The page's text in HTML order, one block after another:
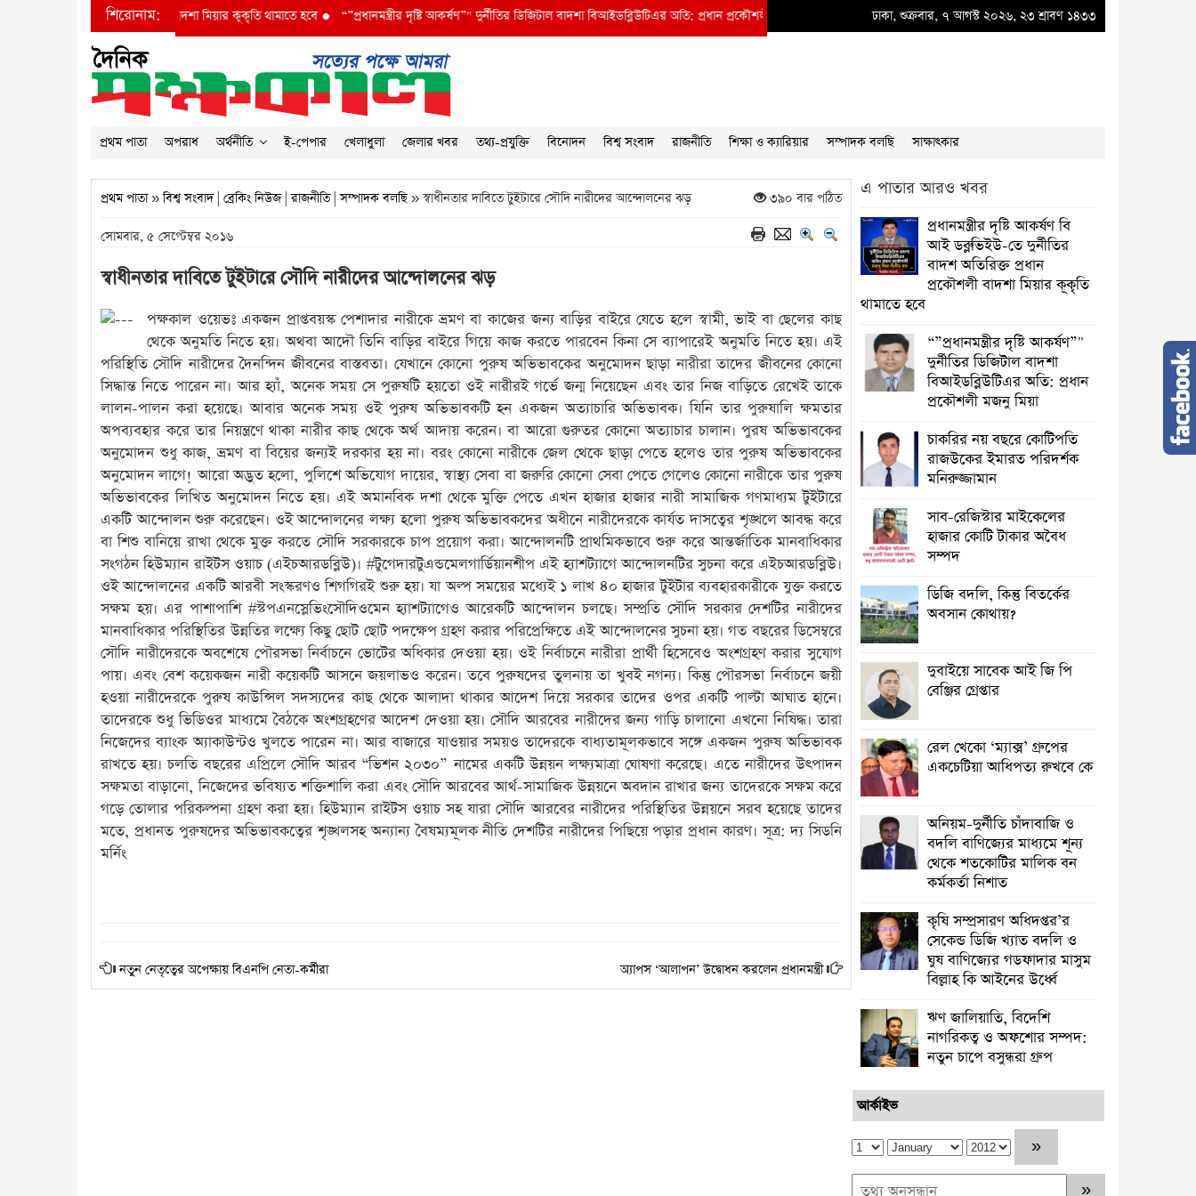
শিরোনাম:
প্রধান প্রকৌশলী বাদশা মিয়ার কূকৃতি থামাতে হবে●“”প্রধানমন্ত্রীর দৃষ্টি আকর্ষণ”" দুর্নীতির ডিজিটাল বাদশা বিআইডব্লিউটিএর অতি: প্রধান প্রকৌশলী মজনু মিয়া নারায়ণগঞ্জ সিটি কর্পোরেশন ও স্থানীয় বিএনপির উদ্যোগে স্কুল লাগোয়া ময়লার স্তুপ
ঢাকা, শুক্রবার, ৭ আগস্ট ২০২৬, ২৩ শ্রাবণ ১৪৩৩
প্রথম পাতা অপরাধ অর্থনীতি ই-পেপার খেলাধুলা জেলার খবর তথ্য-প্রযুক্তি বিনোদন বিশ্ব সংবাদ রাজনীতি শিক্ষা ও ক্যারিয়ার সম্পাদক বলছি সাক্ষাৎকার
প্রথম পাতা»বিশ্ব সংবাদ| ব্রেকিং নিউজ|রাজনীতি|সম্পাদক বলছি» স্বাধীনতার দাবিতে টুইটারে সৌদি নারীদের আন্দোলনের ঝড় ৩৯০ বার পঠিত
সোমবার, ৫ সেপ্টেম্বর ২০১৬
স্বাধীনতার দাবিতে টুইটারে সৌদি নারীদের আন্দোলনের ঝড়
পক্ষকাল ওয়েভঃ একজন প্রাপ্তবয়স্ক পেশাদার নারীকে ভ্রমণ বা কাজের জন্য বাড়ির বাইরে যেতে হলে স্বামী, ভাই বা ছেলের কাছ
থেকে অনুমতি নিতে হয়। অথবা আদৌ তিনি বাড়ির বাইরে গিয়ে কাজ করতে পারবেন কিনা সে ব্যাপারেই অনুমতি নিতে হয়। এই
পরিস্থিতি সৌদি নারীদের দৈনন্দিন জীবনের বাস্তবতা। যেখানে কোনো পুরুষ অভিভাবকের অনুমোদন ছাড়া নারীরা তাদের জীবনের কোনো
সিদ্ধান্ত নিতে পারেন না। আর হ্যাঁ, অনেক সময় সে পুরুষটি হয়তো ওই নারীরই গর্ভে জন্ম নিয়েছেন এবং তার নিজ বাড়িতে রেখেই তাকে
লালন-পালন করা হয়েছে। আবার অনেক সময় ওই পুরুষ অভিভাবকটি হন একজন অত্যাচারি অভিভাবক। যিনি তার পুরুষালি ক্ষমতার
অপব্যবহার করে তার নিয়ন্ত্রণে থাকা নারীর কাছ থেকে অর্থ আদায় করেন। বা আরো গুরুতর কোনো অত্যাচার চালান। পুরষ অভিভাবকের
অনুমোদন শুধু কাজ, ভ্রমণ বা বিয়ের জন্যই দরকার হয় না। বরং কোনো নারীকে জেল থেকে ছাড়া পেতে হলেও তার পুরুষ অভিভাবকের
অনুমোদন লাগে! আরো অদ্ভুত হলো, পুলিশে অভিযোগ দায়ের, স্বাস্থ্য সেবা বা জরুরি কোনো সেবা পেতে গেলেও কোনো নারীকে তার পুরুষ
অভিভাবকের লিখিত অনুমোদন নিতে হয়। এই অমানবিক দশা থেকে মুক্তি পেতে এখন হাজার হাজার নারী সামাজিক গণমাধ্যম টুইটারে
একটি আন্দোলন শুরু করেছেন। ওই আন্দোলনের লক্ষ্য হলো পুরুষ অভিভাবকদের অধীনে নারীদেরকে কার্যত দাসত্বের শৃঙ্খলে আবদ্ধ করে
বা শিশু বানিয়ে রাখা থেকে মুক্ত করতে সৌদি সরকারকে চাপ প্রয়োগ করা। আন্দোলনটি প্রাথমিকভাবে শুরু করে আন্তর্জাতিক মানবাধিকার
সংগঠন হিউম্যান রাইটস ওয়াচ (এইচআরডব্লিউ)। #টুগেদারটুএন্ডমেলগার্ডিয়ানশীপ এই হ্যাশট্যাগে আন্দোলনটির সুচনা করে এইচআরডব্লিউ।
ওই আন্দোলনের একটি আরবী সংস্করণও শিগগিরই শুরু হয়। যা অল্প সময়ের মধ্যেই ১ লাখ ৪০ হাজার টুইটার ব্যবহারকারীকে যুক্ত করতে
সক্ষম হয়। এর পাশাপাশি #স্টপএনস্লেভিংসৌদিওমেন হ্যাশট্যাগেও আরেকটি আন্দোলন চলছে। সম্প্রতি সৌদি সরকার দেশটির নারীদের
মানবাধিকার পরিস্থিতির উন্নতির লক্ষ্যে কিছু ছোট ছোট পদক্ষেপ গ্রহণ করার পরিপ্রেক্ষিতে এই আন্দোলনের সুচনা হয়। গত বছরের ডিসেম্বরে
সৌদি নারীদেরকে অবশেষে পৌরসভা নির্বাচনে ভোটের অধিকার দেওয়া হয়। ওই নির্বাচনে নারীরা প্রার্থী হিসেবেও অংশগ্রহণ করার সুযোগ
পায়। এবং বেশ কয়েকজন নারী কয়েকটি আসনে জয়লাভও করেন। তবে পুরুষদের তুলনায় তা খুবই নগন্য। কিন্তু পৌরসভা নির্বাচনে জয়ী
হওয়া নারীদেরকে পুরুষ কাউন্সিল সদস্যদের কাছ থেকে আলাদা থাকার আদেশ দিয়ে সরকার তাদের ওপর একটি পাল্টা আঘাত হানে।
তাদেরকে শুধু ভিডিওর মাধ্যমে বৈঠকে অংশগ্রহণের আদেশ দেওয়া হয়। সৌদি আরবের নারীদের জন্য গাড়ি চালানো এখনো নিষিদ্ধ। তারা
নিজেদের ব্যাংক অ্যাকাউন্টও খুলতে পারেন না। আর বাজারে যাওয়ার সময়ও তাদেরকে বাধ্যতামূলকভাবে সঙ্গে একজন পুরুষ অভিভাবক
রাখতে হয়। চলতি বছরের এপ্রিলে সৌদি আরব “ভিশন ২০৩০” নামের একটি উন্নয়ন লক্ষ্যমাত্রা ঘোষণা করেছে। এতে নারীদের উৎপাদন
সক্ষমতা বাড়ানো, নিজেদের ভবিষ্যত শক্তিশালি করা এবং সৌদি আরবের আর্থ-সামাজিক উন্নয়নে অবদান রাখার জন্য তাদেরকে সক্ষম করে
গড়ে তোলার পরিকল্পনা গ্রহণ করা হয়। হিউম্যান রাইটস ওয়াচ সহ যারা সৌদি আরবের নারীদের পরিস্থিতির উন্নয়নে সরব হয়েছে তাদের
মতে, প্রধানত পুরুষদের অভিভাবকত্বের শৃঙ্খলসহ অন্যান্য বৈষম্যমূলক নীতি দেশটির নারীদের পিছিয়ে পড়ার প্রধান কারণ। সূত্র: দ্য সিডনি
মর্নিং
নতুন নেতৃত্বের অপেক্ষায় বিএনপি নেতা-কর্মীরা অ্যাপস ‘আলাপন’ উদ্বোধন করলেন প্রধানমন্ত্রী
এ পাতার আরও খবর
প্রধানমন্ত্রীর দৃষ্টি আকর্ষণ বি
আই ডব্লুভিইউ-তে দুর্নীতির
বাদশ অতিরিক্ত প্রধান
প্রকৌশলী বাদশা মিয়ার কূকৃতি
থামাতে হবে
“”প্রধানমন্ত্রীর দৃষ্টি আকর্ষণ”"
দুর্নীতির ডিজিটাল বাদশা
বিআইডব্লিউটিএর অতি: প্রধান
প্রকৌশলী মজনু মিয়া
চাকরির নয় বছরে কোটিপতি
রাজউকের ইমারত পরিদর্শক
মনিরুজ্জামান
সাব-রেজিস্টার মাইকেলের
হাজার কোটি টাকার অবৈধ
সম্পদ
ডিজি বদলি, কিন্তু বিতর্কের
অবসান কোথায়?
দুবাইয়ে সাবেক আই জি পি
বেঞ্জির গ্রেপ্তার
রেল খেকো ‘ম্যাক্স’ গ্রুপের
একচেটিয়া আধিপত্য রুখবে কে
অনিয়ম-দুর্নীতি চাঁদাবাজি ও
বদলি বাণিজ্যের মাধ্যমে শূন্য
থেকে শতকোটির মালিক বন
কর্মকর্তা নিশাত
কৃষি সম্প্রসারণ অধিদপ্তর’র
সেকেন্ড ডিজি খ্যাত বদলি ও
ঘুষ বাণিজ্যের গডফাদার মাসুম
বিল্লাহ কি আইনের উর্ধ্বে
ঋণ জালিয়াতি, বিদেশি
নাগরিকত্ব ও অফশোর সম্পদ:
নতুন চাপে বসুন্ধরা গ্রুপ
আর্কাইভ